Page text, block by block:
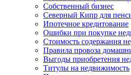
Собственный бизнес
Северный Кипр для
Ипотечное кредитование
Ошибки при покупке
Стоимость содержания
Правила провоза
Выгоды приобретения
Титулы на недвижимость